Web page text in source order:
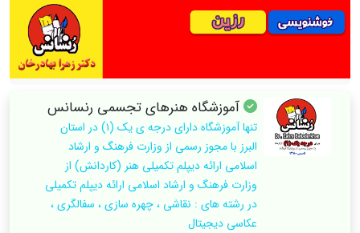
آموزشگاه هنرهای تجسمی رنسانس
تنها آموزشگاه دارای درجه ی یک (۱) در استان
البرز با مجوز رسمی از وزارت فرهنگ و ارشاد
اسلامی ارائه دیپلم تکمیلی هنر (کاردانش) از
وزارت فرهنگ و ارشاد اسلامی ارائه دیپلم تکمیلی
در رشته های : نقاشی ، چهره سازی ، سفالگری ،
عکاسی دیجیتال